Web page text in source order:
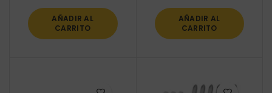
AÑADIR AL
CARRITO
AÑADIR AL
CARRITO